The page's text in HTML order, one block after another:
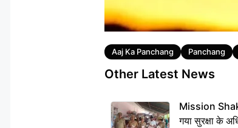
Tags
Aaj Ka Panchang Panchang
Other Latest News
Mission
गया सुरक्षा के